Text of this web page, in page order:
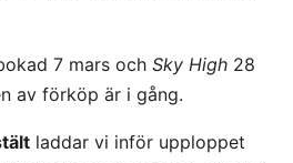
7 mars och Sky High 28
av förköp är i gång.
laddar vi inför upploppet